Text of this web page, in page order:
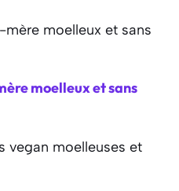
moelleux et sans